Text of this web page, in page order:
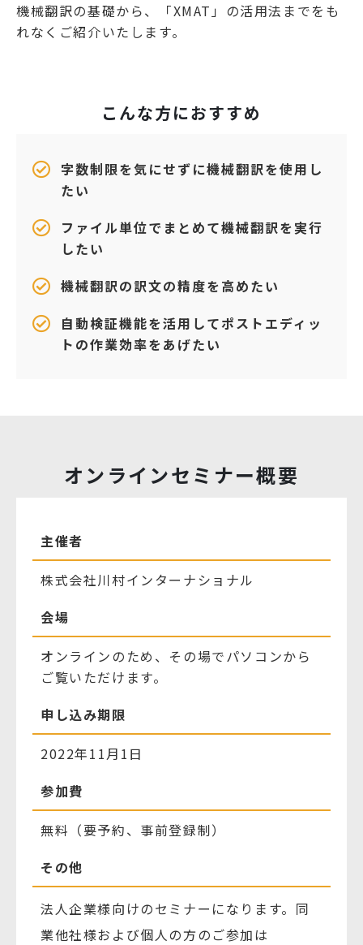
機械翻訳の基礎から、「XMAT」の活用法までをも
れなくご紹介いたします。
こんな方におすすめ
字数制限を気にせずに機械翻訳を使用し
たい
ファイル単位でまとめて機械翻訳を実行
したい
機械翻訳の訳文の精度を高めたい
自動検証機能を活用してポストエディッ
トの作業効率をあげたい
オンラインセミナー概要
主催者
株式会社川村インターナショナル
会場
オンラインのため、その場でパソコンから
ご覧いただけます。
申し込み期限
2022年11月1日
参加費
無料（要予約、事前登録制）
その他
法人企業様向けのセミナーになります。同
業他社様および個人の方のご参加は